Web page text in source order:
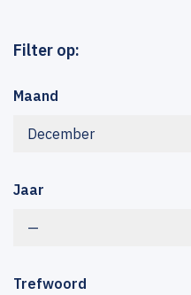
Filter op:
Maand
December
Jaar
—
Trefwoord